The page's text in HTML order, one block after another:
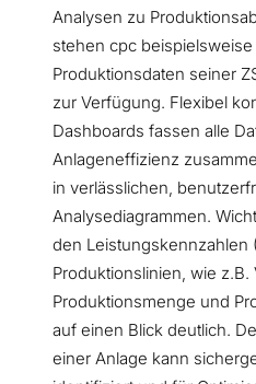
Analysen zu
stehen cpc
Produktionsdaten seiner
zur Verfügung. Flexibel
Dashboards fassen alle
Anlageneffizienz
in verlässlichen,
Analysediagrammen.
den Leistungskennzahlen
Produktionslinien, wie z.B.
Produktionsmenge und
auf einen Blick deutlich.
einer Anlage kann